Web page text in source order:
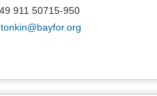
911 50715-950
bayfor.org